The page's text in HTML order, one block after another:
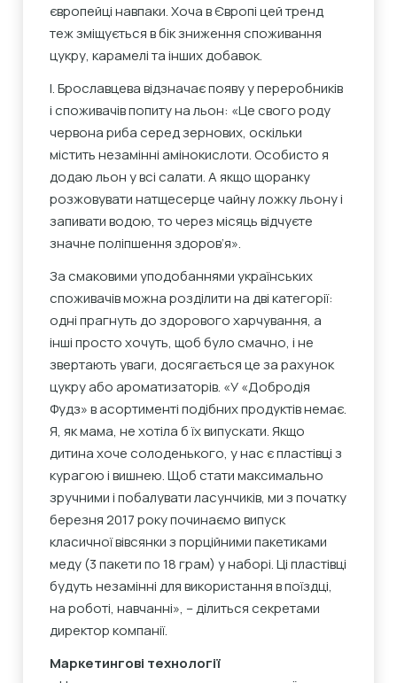
європейці навпаки. Хоча в Європі цей тренд
теж зміщується в бік зниження споживання
цукру, карамелі та інших добавок.
І. Брославцева відзначає появу у переробників
і споживачів попиту на льон: «Це свого роду
червона риба серед зернових, оскільки
містить незамінні амінокислоти. Особисто я
додаю льон у всі салати. А якщо щоранку
розжовувати натщесерце чайну ложку льону і
запивати водою, то через місяць відчуєте
значне поліпшення здоров’я».
За смаковими уподобаннями українських
споживачів можна розділити на дві категорії:
одні прагнуть до здорового харчування, а
інші просто хочуть, щоб було смачно, і не
звертають уваги, досягається це за рахунок
цукру або ароматизаторів. «У «Добродія
Фудз» в асортименті подібних продуктів немає.
Я, як мама, не хотіла б їх випускати. Якщо
дитина хоче солоденького, у нас є пластівці з
курагою і вишнею. Щоб стати максимально
зручними і побалувати ласунчиків, ми з початку
березня 2017 року починаємо випуск
класичної вівсянки з порційними пакетиками
меду (3 пакети по 18 грам) у наборі. Ці пластівці
будуть незамінні для використання в поїздці,
на роботі, навчанні», – ділиться секретами
директор компанії.
Маркетингові технології